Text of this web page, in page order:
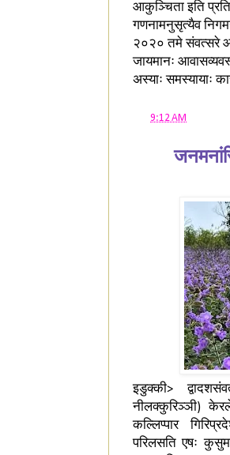
आकुञ्चिता इति
गणनामनुसृत्यैव
२०२० तमे संवत्सरे
जायमानः
अस्याः समस्यायाः
9:12 AM
इडुक्की>
नीलक्कुरिञ्ञी) केरले
कल्लिप्पार
परिलसति एषः